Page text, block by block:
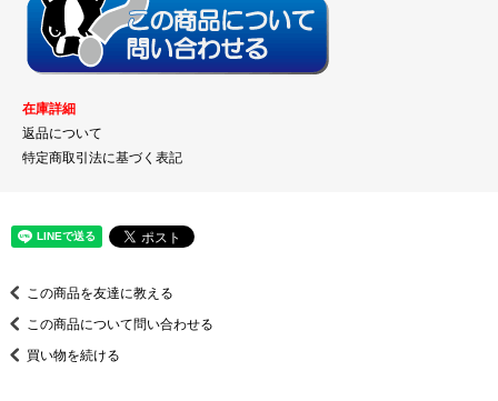
在庫詳細
返品について
特定商取引法に基づく表記
この商品を友達に教える
この商品について問い合わせる
買い物を続ける